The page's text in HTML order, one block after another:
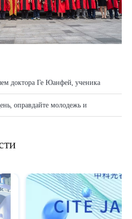
доктора Ге Юанфей, ученика
председателя CASOV и
оправдайте молодежь и